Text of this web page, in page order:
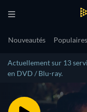
Nouveautés Populaires
Actuellement sur 13
en DVD / Blu-ray.